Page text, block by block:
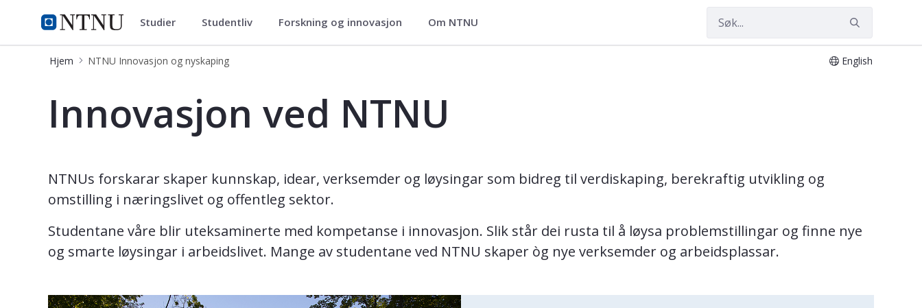
NTNU Hjemmeside
NTNU Innovasjon og nyskaping
Studier Studentliv Forskning og innovasjon Om NTNU
Hjem NTNU Innovasjon og nyskaping English
Innovasjon ved NTNU
NTNUs forskarar skaper kunnskap, idear, verksemder og løysingar som bidreg til verdiskaping, berekraftig utvikling og
omstilling i næringslivet og offentleg sektor.
Studentane våre blir uteksaminerte med kompetanse i innovasjon. Slik står dei rusta til å løysa problemstillingar og finne nye
og smarte løysingar i arbeidslivet. Mange av studentane ved NTNU skaper òg nye verksemder og arbeidsplassar.